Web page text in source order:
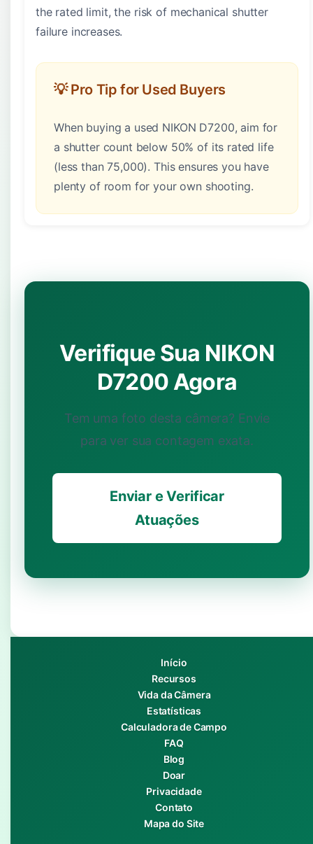
the rated limit, the risk of mechanical shutter
failure increases.
💡 Pro Tip for Used Buyers
When buying a used NIKON D7200, aim for
a shutter count below 50% of its rated life
(less than 75,000). This ensures you have
plenty of room for your own shooting.
Verifique Sua NIKON
D7200 Agora
Tem uma foto desta câmera? Envie
para ver sua contagem exata.
Enviar e Verificar
Atuações
Início
Recursos
Vida da Câmera
Estatísticas
Calculadora de Campo
FAQ
Blog
Doar
Privacidade
Contato
Mapa do Site